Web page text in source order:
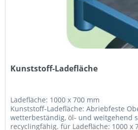
Kunststoff-Ladefläche
Ladefläche: 1000 x 700 mm
Kunststoff-Ladefläche: Abriebfeste
wetterbeständig, öl- und weitgehend
recyclingfähig. für Ladefläche: 1000 x